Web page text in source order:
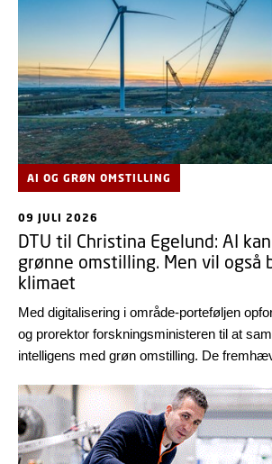
AI OG GRØN OMSTILLING
09 JULI 2026
DTU til Christina Egelund: AI
grønne omstilling. Men vil også
klimaet
Med digitalisering i område-porteføljen
og prorektor forskningsministeren til at
intelligens med grøn omstilling. De
belaste klimaet.